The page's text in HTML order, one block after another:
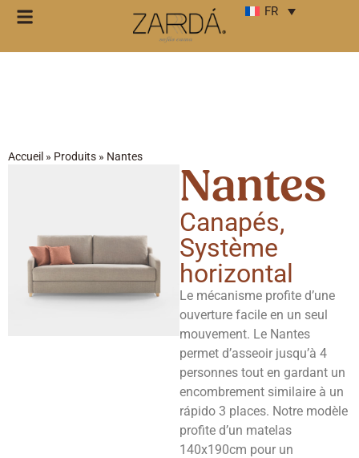
FR
Accueil » Produits » Nantes
Nantes
Canapés,
Système
horizontal
Le mécanisme profite d’une
ouverture facile en un seul
mouvement. Le Nantes
permet d’asseoir jusqu’à 4
personnes tout en gardant un
encombrement similaire à un
rápido 3 places. Notre modèle
profite d’un matelas
140x190cm pour un